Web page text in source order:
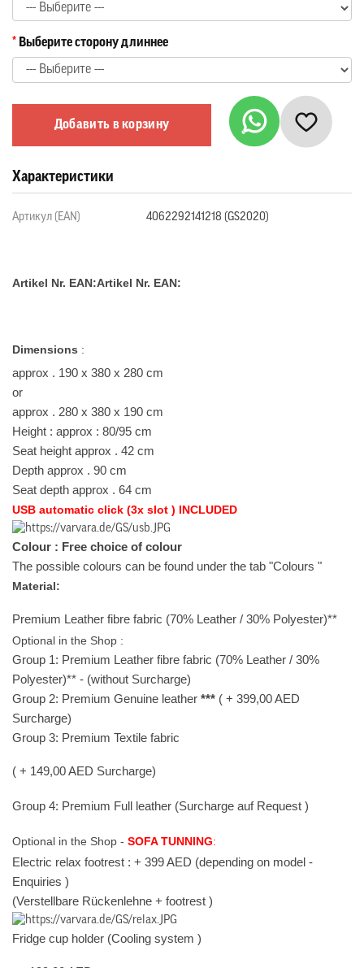
Выберите сторону длиннее
Добавить в корзину
Характеристики
Артикул (EAN) 4062292141218 (GS2020)
Artikel Nr. EAN:Artikel Nr. EAN:
Dimensions :
approx . 190 x 380 x 280 cm
or
approx . 280 x 380 x 190 cm
Height : approx : 80/95 cm
Seat height approx . 42 cm
Depth approx . 90 cm
Seat depth approx . 64 cm
USB automatic click (3x slot ) INCLUDED
Colour : Free choice of colour
The possible colours can be found under the tab "Colours "
Material:
Premium Leather fibre fabric (70% Leather / 30% Polyester)**
Optional in the Shop :
Group 1: Premium Leather fibre fabric (70% Leather / 30%
Polyester)** - (without Surcharge)
Group 2: Premium Genuine leather *** ( + 399,00 AED
Surcharge)
Group 3: Premium Textile fabric
( + 149,00 AED Surcharge)
Group 4: Premium Full leather (Surcharge auf Request )
Optional in the Shop - SOFA TUNNING:
Electric relax footrest : + 399 AED (depending on model -
Enquiries )
(Verstellbare Rückenlehne + footrest )
Fridge cup holder (Cooling system )